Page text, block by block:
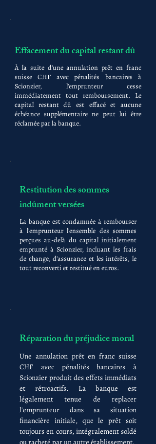
Effacement du capital restant dû
À la suite d'une annulation prêt en franc
suisse CHF avec pénalités bancaires à
Scionzier, l'emprunteur cesse
immédiatement tout remboursement. Le
capital restant dû est effacé et aucune
échéance supplémentaire ne peut lui être
réclamée par la banque.
Restitution des sommes
indûment versées
La banque est condamnée à rembourser
à l'emprunteur l'ensemble des sommes
perçues au-delà du capital initialement
emprunté à Scionzier, incluant les frais
de change, d'assurance et les intérêts, le
tout reconverti et restitué en euros.
Réparation du préjudice moral
Une annulation prêt en franc suisse
CHF avec pénalités bancaires à
Scionzier produit des effets immédiats
et rétroactifs. La banque est
légalement tenue de replacer
l'emprunteur dans sa situation
financière initiale, que le prêt soit
toujours en cours, intégralement soldé
ou racheté par un autre établissement.